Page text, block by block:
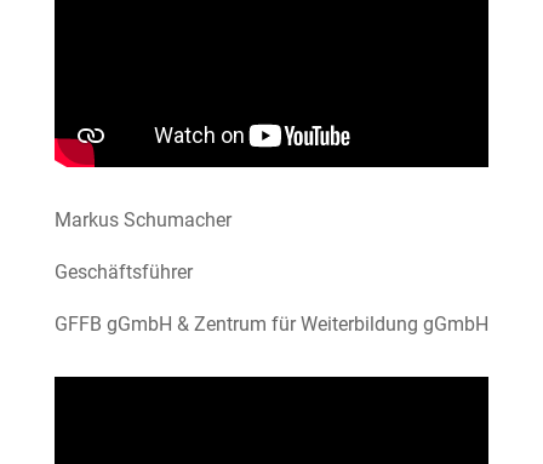
Markus Schumacher
Geschäftsführer
GFFB gGmbH & Zentrum für Weiterbildung gGmbH